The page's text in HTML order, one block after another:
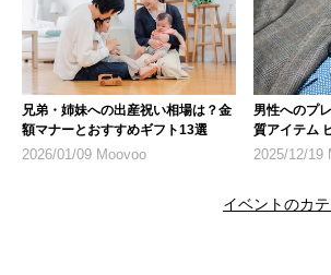
兄弟・姉妹への出産祝い相場は？金
額マナーとおすすめギフト13選
2026/01/09 Moovoo
男性へのプ
質アイテム
商品
2025/12/19
イベントのカ